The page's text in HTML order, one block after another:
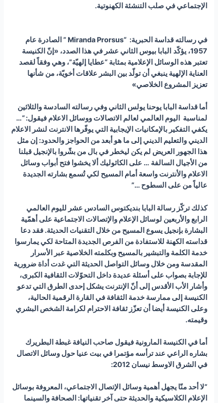
الإجتماعي في صلب التنشئة الكهنوتية.
فيرسالته قداسة الحبرية: “Miranda Prorsus ” الصادرة عام
1957، يؤكّد
البابا بيوس الثاني عشر في هذا الصدد، «إنّ الكنيسة
تعتبر هذه الوسائل الإعلامية بمثابة “عطايا إلهيّة”، وهي وفقاً لقصد
العناية الإلهية ينبغي أن تولّد بين البشر علاقات أخويّة، من شأنها
تعزيز المشروع الخلاصي»
أما قداسة البابا يوحنا يولس الثاني وفي رسالته السادسة والثلاثين
لمناسبة اليوم العالمي لعالم الاتصالات ووسائل الاعلام فيقول:
“…
يكفي التفكير بالإمكانيات الإيجابية التي يوفّرها الانترنت لنشر الاعلام
الديني والتعليم الديني إلى ما هو أبعد من الحواجز والحدود: إن مثل
هذا الجهور العريض لم يكن ليخطر في بال من بشّروا بالإنجيل قبلنا
من الأجيال السالفة … على الكاثوليك ألا يخشوا فتح أبواب وسائل
الاعلام والأنترنت واسعة أمام المسيح لكي تُسمع بشارته الجديدة
عالياً من على السطوح …”
كذلك تركّز رسالة البابا بنديكتوس السادس عشر لليوم العالمي
الرابع والأربعين لوسائل الإعلام والإتصالات الاجتماعية على أهمّية
البشارة بإنجيل يسوع المسيح من خلال التقنيات الحديثة. فقد دعا
قداسته الكهنة للاستفادة من الفرص الجديدة المتاحة لكي يمارسوا
خدمة الكلمة والتبشير بالمسيح وبكلمته الخلاصية عبر الأسرار
المقدسة ومن خلال وسائل التواصل الحديثة التي غدت أداة ضرورية
للإجابة بصواب على أسئلة عديدة داخل التحوّلات الثقافية الكبرى،
وأشار الأب الأقدس إلى أنّ الإنترنت يشكل إحدى الطرق التي تدعو
الكنيسة إلى ممارسة خدمة الثقافة في القارة الرقمية الحالية،
وعلى الكنيسة أيضا أن تعزّز ثقافة الاحترام لكرامة الشخص البشري
وقيمته.
أما في الكنيسة المارونية فيقول صاحب النيافة غبطة البطريرك
بشاره الراعي عند ترأسه مؤتمرا في بيت عنيا حول وسائل الاتصال
في الشرق الاوسط نيسان 2012:
“لا أحد منّا يجهل أهمية وسائل الإتصال الاجتماعي، المعروفة بوسائل
الإعلام الكلاسيكية والحديثة حتى آخر تقنياتها: الصحافة والسينما